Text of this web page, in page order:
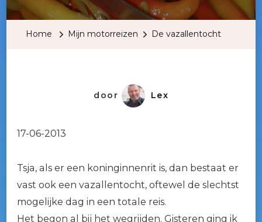
Home Mijn motorreizen De vazallentocht
door Lex
17-06-2013
Tsja, als er een koninginnenrit is, dan bestaat er
vast ook een vazallentocht, oftewel de slechtst
mogelijke dag in een totale reis.
Het begon al bij het wegrijden. Gisteren ging ik